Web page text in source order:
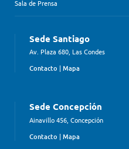
Sala de Prensa
Sede Santiago
Av. Plaza 680, Las Condes
Contacto | Mapa
Sede Concepción
Ainavillo 456, Concepción
Contacto | Mapa